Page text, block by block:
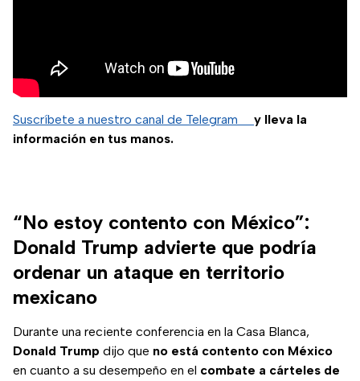
Suscríbete a nuestro canal de Telegram y lleva la
información en tus manos.
“No estoy contento con México”:
Donald Trump advierte que podría
ordenar un ataque en territorio
mexicano
Durante una reciente conferencia en la Casa Blanca,
Donald Trump dijo que no está contento con México
en cuanto a su desempeño en el combate a cárteles de